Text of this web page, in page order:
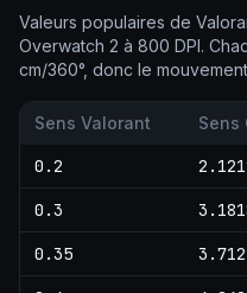
Valeurs populaires de
Overwatch 2 à 800 DPI.
cm/360°, donc le
Sens Valorant Sens
0.2
0.3
0.35